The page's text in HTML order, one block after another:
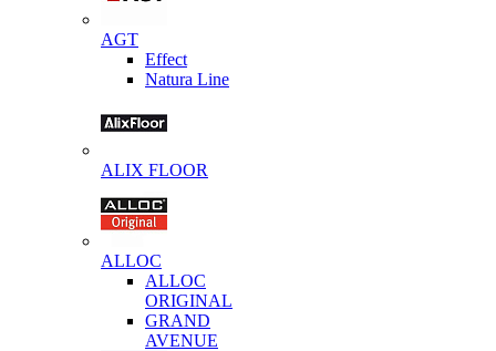
AGT
Effect
Natura Line
ALIX FLOOR
ALLOC
ALLOC
ORIGINAL
GRAND
AVENUE